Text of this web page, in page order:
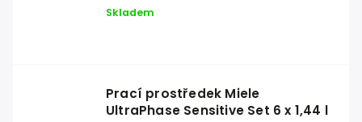
Skladem
Prací prostředek Miele
UltraPhase Sensitive Set 6 x 1,44 l